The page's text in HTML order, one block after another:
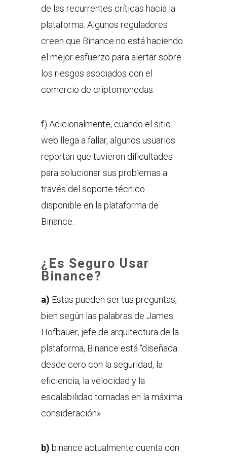
de las recurrentes críticas hacia la
plataforma. Algunos reguladores
creen que Binance no está haciendo
el mejor esfuerzo para alertar sobre
los riesgos asociados con el
comercio de criptomonedas.
f) Adicionalmente, cuando el sitio
web llega a fallar, algunos usuarios
reportan que tuvieron dificultades
para solucionar sus problemas a
través del soporte técnico
disponible en la plataforma de
Binance.
¿Es Seguro Usar
Binance?
a) Estas pueden ser tus preguntas,
bien según las palabras de James
Hofbauer, jefe de arquitectura de la
plataforma, Binance está “diseñada
desde cero con la seguridad, la
eficiencia, la velocidad y la
escalabilidad tomadas en la máxima
consideración».
b) binance actualmente cuenta con